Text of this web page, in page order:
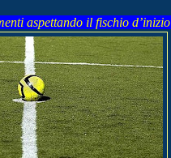
aspettando il fischio d’inizio